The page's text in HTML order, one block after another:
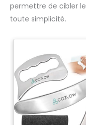
permettre de cibler
toute simplicité.